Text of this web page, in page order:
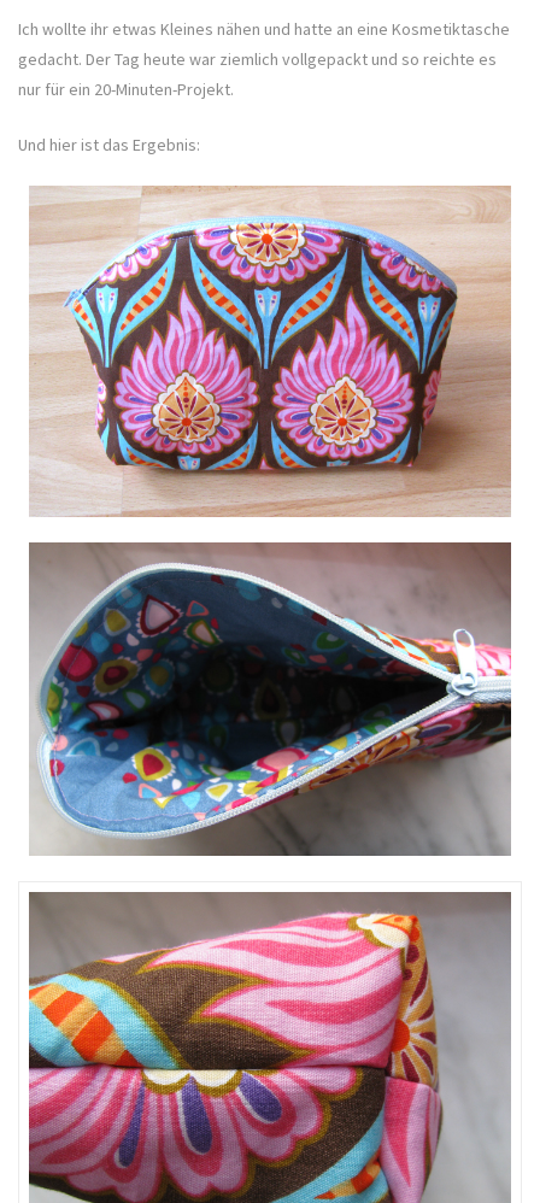
Ich wollte ihr etwas Kleines nähen und hatte an eine Kosmetiktasche
gedacht. Der Tag heute war ziemlich vollgepackt und so reichte es
nur für ein 20-Minuten-Projekt.
Und hier ist das Ergebnis: